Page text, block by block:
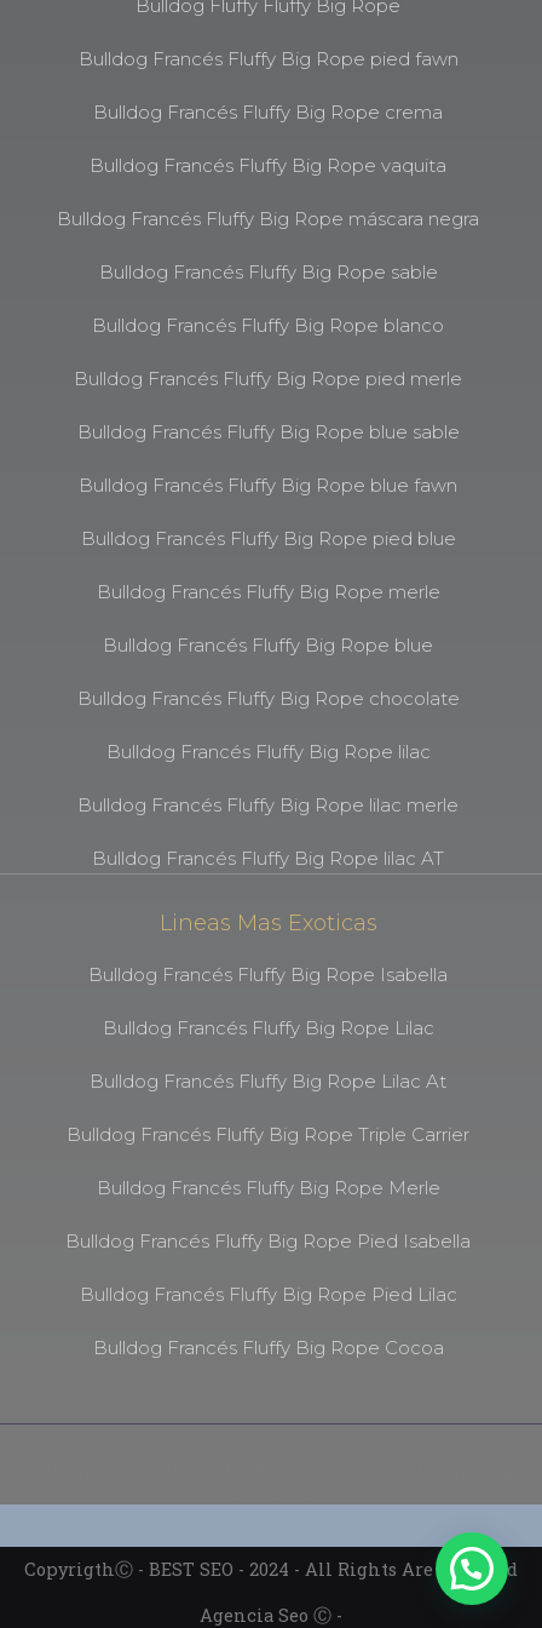
Bulldog Fluffy Fluffy Big Rope
Bulldog Francés Fluffy Big Rope pied fawn
Bulldog Francés Fluffy Big Rope crema
Bulldog Francés Fluffy Big Rope vaquita
Bulldog Francés Fluffy Big Rope máscara negra
Bulldog Francés Fluffy Big Rope sable
Bulldog Francés Fluffy Big Rope blanco
Bulldog Francés Fluffy Big Rope pied merle
Bulldog Francés Fluffy Big Rope blue sable
Bulldog Francés Fluffy Big Rope blue fawn
Bulldog Francés Fluffy Big Rope pied blue
Bulldog Francés Fluffy Big Rope merle
Bulldog Francés Fluffy Big Rope blue
Bulldog Francés Fluffy Big Rope chocolate
Bulldog Francés Fluffy Big Rope lilac
Bulldog Francés Fluffy Big Rope lilac merle
Bulldog Francés Fluffy Big Rope lilac AT
Lineas Mas Exoticas
Bulldog Francés Fluffy Big Rope Isabella
Bulldog Francés Fluffy Big Rope Lilac
Bulldog Francés Fluffy Big Rope Lilac At
Bulldog Francés Fluffy Big Rope Triple Carrier
Bulldog Francés Fluffy Big Rope Merle
Bulldog Francés Fluffy Big Rope Pied Isabella
Bulldog Francés Fluffy Big Rope Pied Lilac
Bulldog Francés Fluffy Big Rope Cocoa
CopyrigthⒸ - BEST SEO - 2024 - All Rights Are Reserved
Agencia Seo Ⓒ -